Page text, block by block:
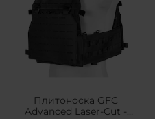
Плитоноска GFC
Advanced Laser-Cut -